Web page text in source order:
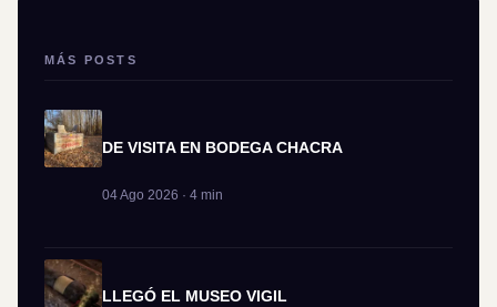
MÁS POSTS
DE VISITA EN BODEGA CHACRA
04 Ago 2026 · 4 min
LLEGÓ EL MUSEO VIGIL